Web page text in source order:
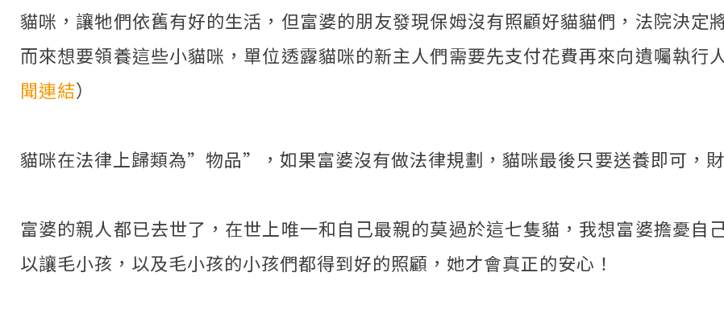
貓咪，讓牠們依舊有好的生活，但富婆的朋友發現保姆沒有照顧好貓貓們，法院決定
而來想要領養這些小貓咪，單位透露貓咪的新主人們需要先支付花費再來向遺囑執行
聞連結）
貓咪在法律上歸類為”物品”，如果富婆沒有做法律規劃，貓咪最後只要送養即可，財
富婆的親人都已去世了，在世上唯一和自己最親的莫過於這七隻貓，我想富婆擔憂自
以讓毛小孩，以及毛小孩的小孩們都得到好的照顧，她才會真正的安心！